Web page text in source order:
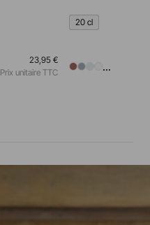
23,95 €
Prix unitaire TTC
20 cl
...